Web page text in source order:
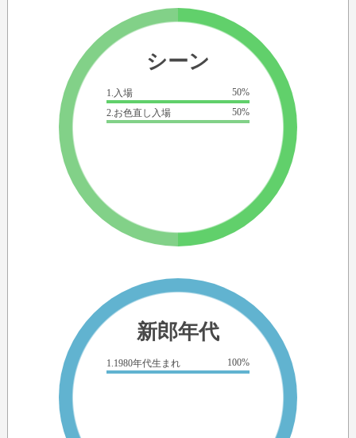
シーン
1.入場
50%
2.お色直し入場
50%
新郎年代
1.1980年代生まれ 100%